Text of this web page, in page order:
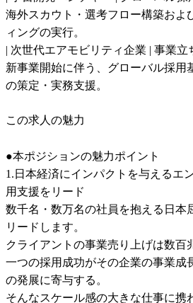
海外スカウト・選考フロー構築およ
ィングの実行。
| 次世代エアモビリティ企業 | 事業立
新事業開始に伴う、グローバル採用
の策定・実務支援。
この求人の魅力
●本ポジションの魅力ポイント
1.日本経済にインパクトを与えるエ
用支援をリード
数千名・数万名の社員を抱える日本
リードします。
クライアントの事業売り上げは数百
一つの採用成功がその企業の事業成
の発展に寄与する。
そんなスケール感の大きな仕事に携